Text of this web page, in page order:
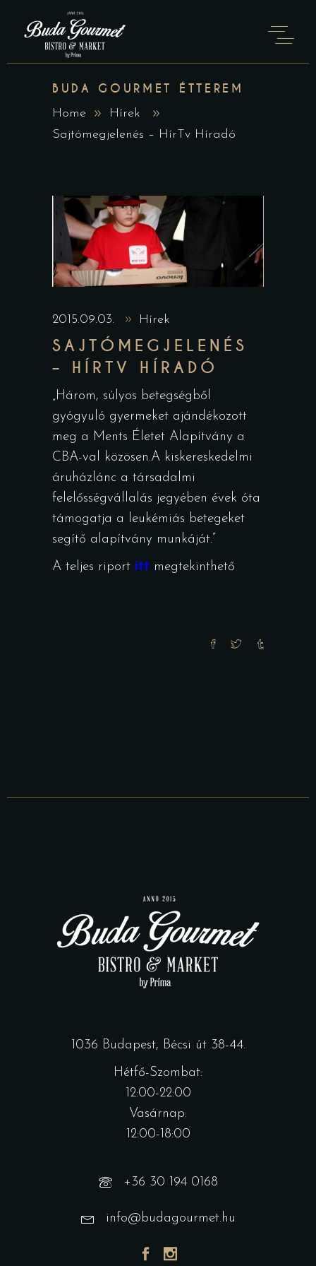
BUDA GOURMET ÉTTEREM
Home
Hírek
Sajtómegjelenés – HírTv Híradó
2015.09.03. Hírek
SAJTÓMEGJELENÉS
– HÍRTV HÍRADÓ
„Három, súlyos betegségből
gyógyuló gyermeket ajándékozott
meg a Ments Életet Alapítvány a
CBA-val közösen.A kiskereskedelmi
áruházlánc a társadalmi
felelősségvállalás jegyében évek óta
támogatja a leukémiás betegeket
segítő alapítvány munkáját.”
A teljes riport itt megtekinthető
1036 Budapest, Bécsi út 38-44.
Hétfő-Szombat:
12:00-22:00
Vasárnap:
12:00-18:00
+36 30 194 0168
info@budagourmet.hu